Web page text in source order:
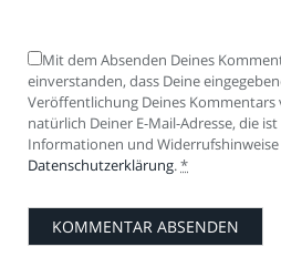
Mit dem Absenden Deines
einverstanden, dass Deine
Veröffentlichung Deines
natürlich Deiner E-Mail-Adresse, die
Informationen und
Datenschutzerklärung.*